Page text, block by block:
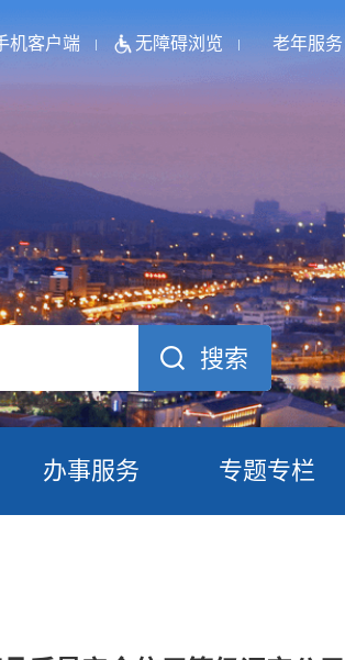
机客户端 无障碍浏览 老年服务
办事服务 专题专栏